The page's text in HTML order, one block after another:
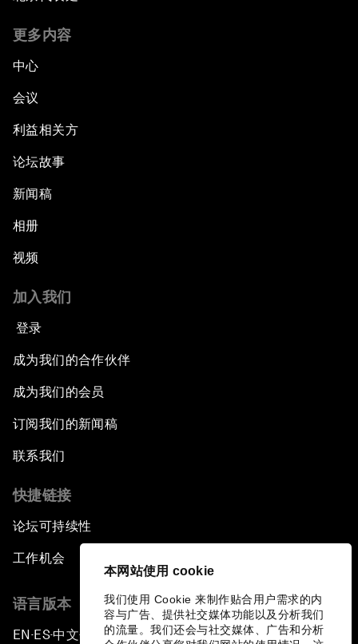
本网站使用 cookie
我们使用 Cookie 来制作贴合用户需求的内
容与广告、提供社交媒体功能以及分析我们
的流量。我们还会与社交媒体、广告和分析
更多内容
中心
会议
利益相关方
论坛故事
新闻稿
相册
视频
加入我们
登录
成为我们的合作伙伴
成为我们的会员
订阅我们的新闻稿
联系我们
快捷链接
论坛可持续性
工作机会
语言版本
EN ▪ ES▪中文▪ 日本語